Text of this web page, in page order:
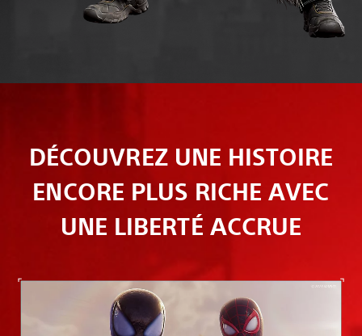
DÉCOUVREZ UNE HISTOIRE
ENCORE PLUS RICHE AVEC
UNE LIBERTÉ ACCRUE